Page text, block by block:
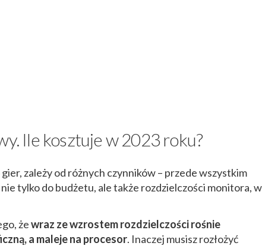
Ile kosztuje w 2023 roku?
zależy od różnych czynników – przede wszystkim
tylko do budżetu, ale także rozdzielczości monitora, w
żewraz ze wzrostem rozdzielczości rośnie
a maleje na procesor. Inaczej musisz rozłożyć